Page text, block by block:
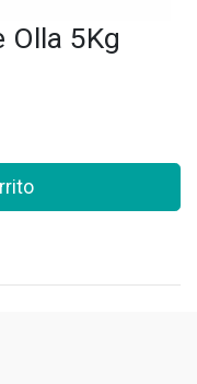
Olla 5Kg